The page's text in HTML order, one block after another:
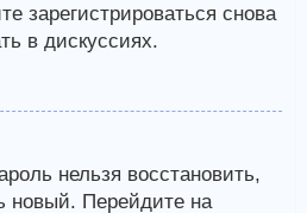
зарегистрироваться снова
в дискуссиях.
нельзя восстановить,
новый. Перейдите на